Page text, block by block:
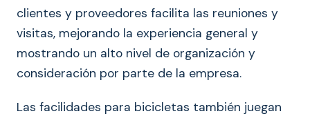
clientes y proveedores facilita las reuniones y
visitas, mejorando la experiencia general y
mostrando un alto nivel de organización y
consideración por parte de la empresa.
Las facilidades para bicicletas también juegan